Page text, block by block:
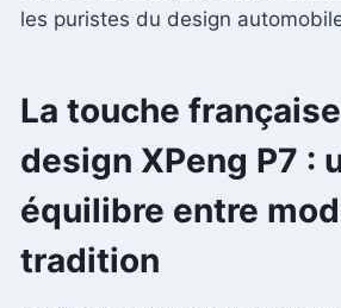
les puristes du design
La touche
design XPeng P7 :
équilibre entre
tradition